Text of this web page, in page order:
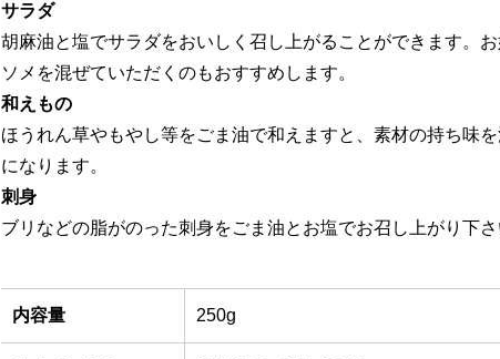
サラダ
胡麻油と塩でサラダをおいしく召し上がることができます。
ソメを混ぜていただくのもおすすめします。
和えもの
ほうれん草やもやし等をごま油で和えますと、素材の持ち味
になります。
刺身
ブリなどの脂がのった刺身をごま油とお塩でお召し上がり下さ
内容量 250g